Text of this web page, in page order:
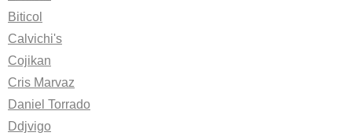
Biticol
Calvichi's
Cojikan
Cris Marvaz
Daniel Torrado
Ddjvigo